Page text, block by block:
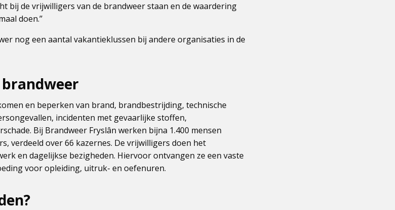
bij de vrijwilligers van de brandweer staan en de waardering
doen.’’
nog een aantal vakantieklussen bij andere organisaties in de
en beperken van brand, brandbestrijding, technische
incidenten met gevaarlijke stoffen,
Bij Brandweer Fryslân werken bijna 1.400 mensen
verdeeld over 66 kazernes. De vrijwilligers doen het
en dagelijkse bezigheden. Hiervoor ontvangen ze een vaste
voor opleiding, uitruk- en oefenuren.